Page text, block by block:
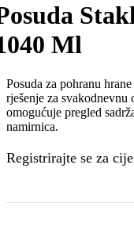
Ml
Posuda za pohranu
rješenje za
omogućuje pregled
namirnica.
Registrirajte se za